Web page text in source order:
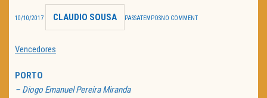
TRAILER DO DIA
10/10/2017 CLAUDIO SOUSA PASSATEMPOSNO COMMENT
Vencedores
PORTO
– Diogo Emanuel Pereira Miranda